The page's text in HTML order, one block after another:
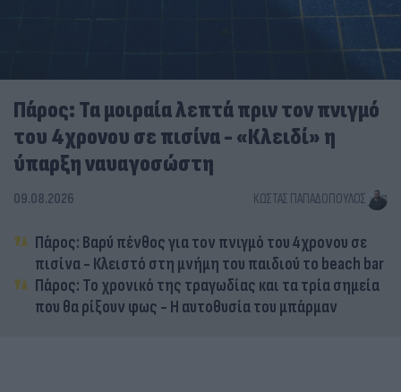
Πάρος: Τα μοιραία λεπτά πριν τον πνιγμό
του 4χρονου σε πισίνα - «Κλειδί» η
ύπαρξη ναυαγοσώστη
09.08.2026 ΚΏΣΤΑΣ ΠΑΠΑΔΌΠΟΥΛΟΣ
Πάρος: Βαρύ πένθος για τον πνιγμό του 4χρονου σε
πισίνα - Κλειστό στη μνήμη του παιδιού το beach bar
Πάρος: Το χρονικό της τραγωδίας και τα τρία σημεία
που θα ρίξουν φως - Η αυτοθυσία του μπάρμαν